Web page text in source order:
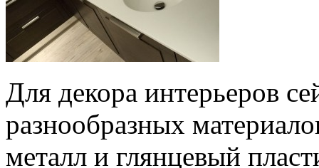
Для декора интерьеров
разнообразных
металл и глянцевый